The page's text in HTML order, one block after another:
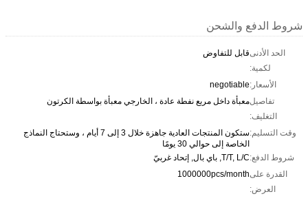
شروط الدفع والشحن
الحد الأدنى
لكمية:
قابل للتفاوض
الأسعار:negotiable
تفاصيل
التغليف:
معبأة داخل مربع نفطة عادة ، الخارجي معبأة بواسطة الكرتون
وقت التسليم:
ستكون المنتجات العادية جاهزة خلال 3 إلى 7 أيام ، وستحتاج النماذج
الخاصة إلى حوالي 30 يومًا
شروط الدفع:T/T, L/C, باي بال, إتحاد غربيّ
القدرة على
العرض:
1000000pcs/month